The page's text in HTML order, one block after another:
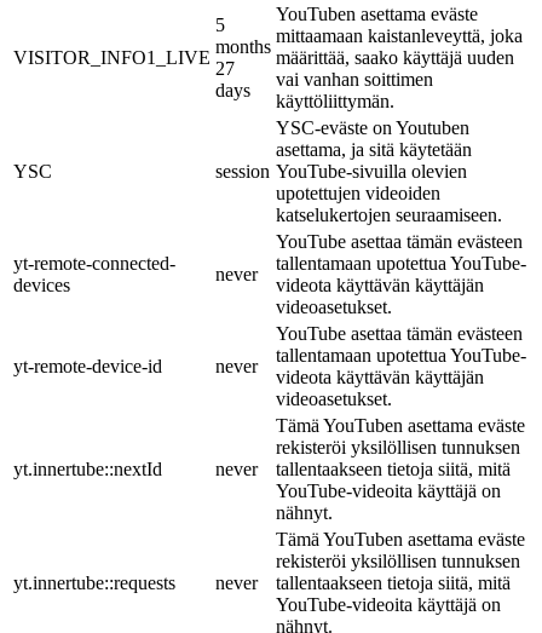
VISITOR_INFO1_LIVE
5
months
27
days
YouTuben asettama eväste
mittaamaan kaistanleveyttä, joka
määrittää, saako käyttäjä uuden
vai vanhan soittimen
käyttöliittymän.
YSC session
YSC-eväste on Youtuben
asettama, ja sitä käytetään
YouTube-sivuilla olevien
upotettujen videoiden
katselukertojen seuraamiseen.
yt-remote-connected-
devices
never
YouTube asettaa tämän evästeen
tallentamaan upotettua YouTube-
videota käyttävän käyttäjän
videoasetukset.
yt-remote-device-id never
YouTube asettaa tämän evästeen
tallentamaan upotettua YouTube-
videota käyttävän käyttäjän
videoasetukset.
yt.innertube::nextId never
Tämä YouTuben asettama eväste
rekisteröi yksilöllisen tunnuksen
tallentaakseen tietoja siitä, mitä
YouTube-videoita käyttäjä on
nähnyt.
yt.innertube::requests never
Tämä YouTuben asettama eväste
rekisteröi yksilöllisen tunnuksen
tallentaakseen tietoja siitä, mitä
YouTube-videoita käyttäjä on
nähnyt.